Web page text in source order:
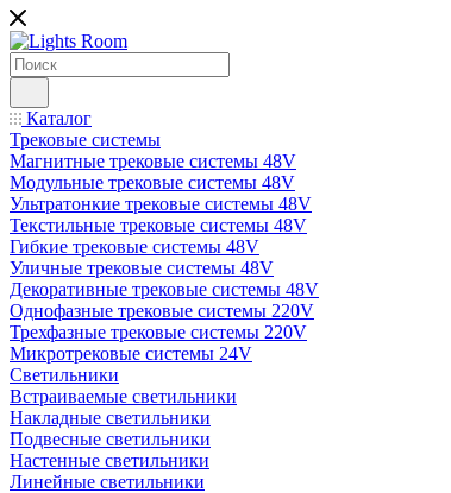
Каталог
Трековые системы
Магнитные трековые системы 48V
Модульные трековые системы 48V
Ультратонкие трековые системы 48V
Текстильные трековые системы 48V
Гибкие трековые системы 48V
Уличные трековые системы 48V
Декоративные трековые системы 48V
Однофазные трековые системы 220V
Трехфазные трековые системы 220V
Микротрековые системы 24V
Светильники
Встраиваемые светильники
Накладные светильники
Подвесные светильники
Настенные светильники
Линейные светильники